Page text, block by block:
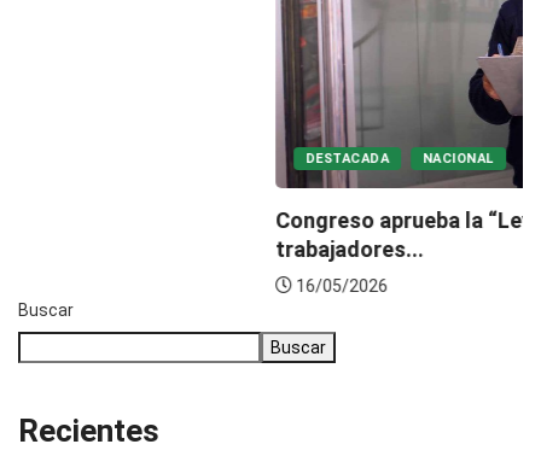
Congreso aprueba la “Ley Silla” para
Buscar
Buscar
Recientes